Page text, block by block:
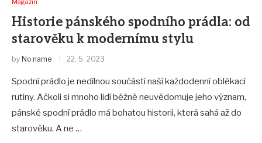
Magazín
Historie pánského spodního prádla: od
starověku k modernímu stylu
by No name 22. 5. 2023
Spodní prádlo je nedílnou součástí naší každodenní oblékací
rutiny. Ačkoli si mnoho lidí běžně neuvědomuje jeho význam,
pánské spodní prádlo má bohatou historii, která sahá až do
starověku. A ne …